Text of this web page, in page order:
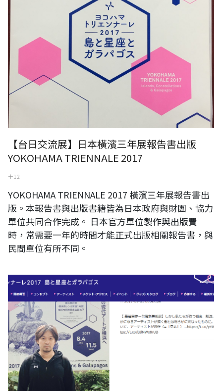
【台日交流展】日本橫濱三年展報告書出版
YOKOHAMA TRIENNALE 2017
十 12
YOKOHAMA TRIENNALE 2017 橫濱三年展報告書出
版。本報告書與出版書籍皆為日本政府與財團、協力
單位共同合作完成。 日本官方單位製作與出版費
時，常需要一年的時間才能正式出版相關報告書，與
民間單位有所不同。
【橫濱トリエンナーレ: ヨコハマトリエンナーレ2017 橫濱三年展系列報
導】日本儒墨堂株式會社,台灣虎之助數位科技有限公司社長 王穆提先生
登上日本橫濱三年展 ヨコハマトリエンナーレ2017「島と星座とガラパ
ゴス」官網頭版